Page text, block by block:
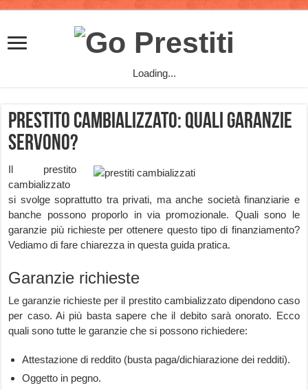
Loading...
Prestito Cambializzato: quali garanzie
servono?
Il prestito
cambializzato
si svolge soprattutto tra privati, ma anche società finanziarie e
banche possono proporlo in via promozionale. Quali sono le
garanzie più richieste per ottenere questo tipo di finanziamento?
Vediamo di fare chiarezza in questa guida pratica.
Garanzie richieste
Le garanzie richieste per il prestito cambializzato dipendono caso
per caso. Ai più basta sapere che il debito sarà onorato. Ecco
quali sono tutte le garanzie che si possono richiedere:
Attestazione di reddito (busta paga/dichiarazione dei redditi).
Oggetto in pegno.